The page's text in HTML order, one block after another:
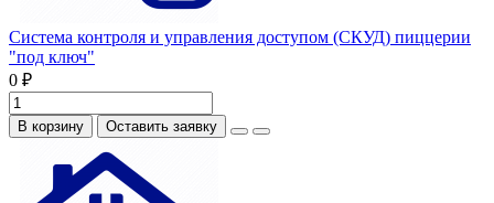
Система контроля и управления доступом (СКУД) пиццерии
"под ключ"
0 ₽
В корзину Оставить заявку